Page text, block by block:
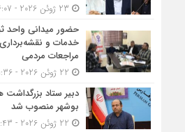
حضور میدانی واحد
خدمات و
مراجعات مردمی
دبیر ستاد
بوشهر منصوب شد